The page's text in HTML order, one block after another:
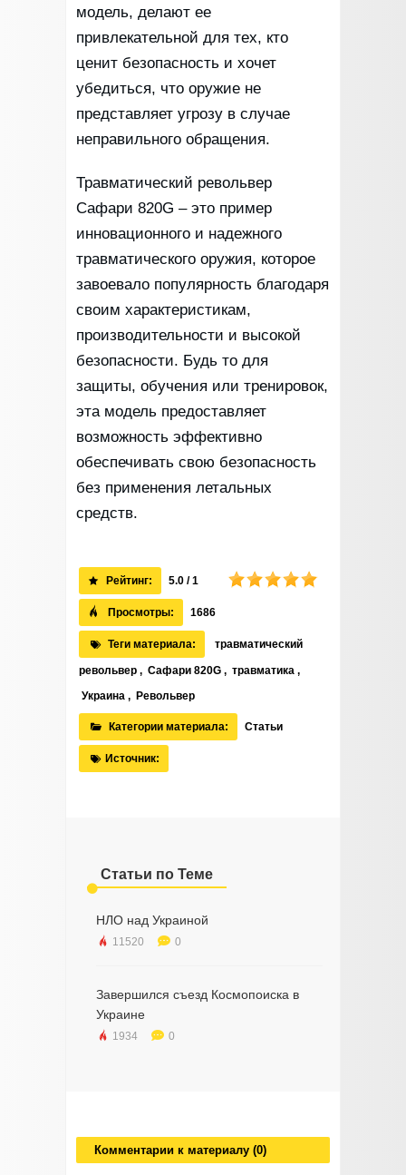
модель, делают ее
привлекательной для тех, кто
ценит безопасность и хочет
убедиться, что оружие не
представляет угрозу в случае
неправильного обращения.
Травматический револьвер
Сафари 820G – это пример
инновационного и надежного
травматического оружия, которое
завоевало популярность благодаря
своим характеристикам,
производительности и высокой
безопасности. Будь то для
защиты, обучения или тренировок,
эта модель предоставляет
возможность эффективно
обеспечивать свою безопасность
без применения летальных
средств.
Рейтинг: 5.0 / 1
Просмотры: 1686
Теги материала: травматический
револьвер , Сафари 820G , травматика ,
Украина , Револьвер
Категории материала: Статьи
Источник:
Статьи по Теме
НЛО над Украиной
11520 0
Завершился съезд Космопоиска в
Украине
1934 0
Комментарии к материалу (0)